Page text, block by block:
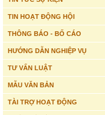
TIN HOẠT ĐỘNG HỘI
THÔNG BÁO - BỐ CÁO
HƯỚNG DẪN NGHIỆP VỤ
TƯ VẤN LUẬT
MẪU VĂN BẢN
TÀI TRỢ HOẠT ĐỘNG